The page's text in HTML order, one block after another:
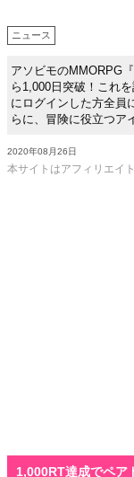
ニュース
アソビモのMMORPG
ら1,000日突破！これ
にログインした方全員
らに、冒険に役立つア
2020年08月26日
本サイトはアフィリエイ
1,000RT達成でペア